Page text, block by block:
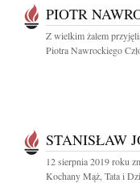
PIOTR
Z wielkim żalem
Piotra Nawrockiego
STANISŁAW
12 sierpnia 2019 roku
Kochany Mąż, Tata i